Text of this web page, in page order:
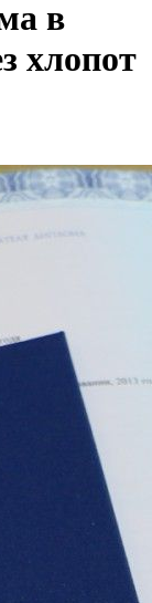
в
хлопот